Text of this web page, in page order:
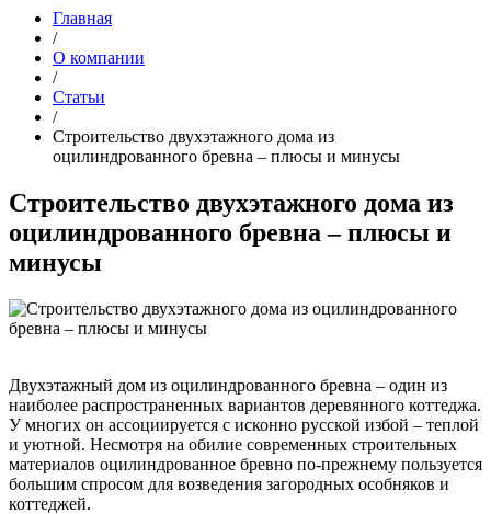
Главная
/
О компании
/
Статьи
/
Строительство двухэтажного дома из
оцилиндрованного бревна – плюсы и минусы
Строительство двухэтажного дома из
оцилиндрованного бревна – плюсы и
минусы
Двухэтажный дом из оцилиндрованного бревна – один из
наиболее распространенных вариантов деревянного коттеджа.
У многих он ассоциируется с исконно русской избой – теплой
и уютной. Несмотря на обилие современных строительных
материалов оцилиндрованное бревно по-прежнему пользуется
большим спросом для возведения загородных особняков и
коттеджей.